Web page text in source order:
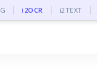
i2OCR i2TEXT